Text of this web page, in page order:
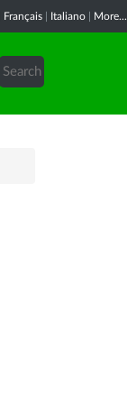
Français Italiano More...